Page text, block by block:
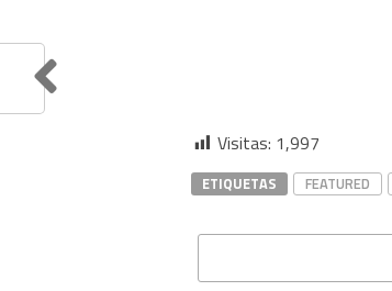
Visitas: 1,997
ETIQUETAS FEATURED